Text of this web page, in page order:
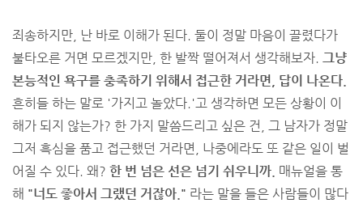
죄송하지만, 난 바로 이해가 된다. 둘이 정말 마음이 끌렸다가
불타오른 거면 모르겠지만, 한 발짝 떨어져서 생각해보자. 그냥
본능적인 욕구를 충족하기 위해서 접근한 거라면, 답이 나온다.
흔히들 하는 말로 '가지고 놀았다.'고 생각하면 모든 상황이 이
해가 되지 않는가? 한 가지 말씀드리고 싶은 건, 그 남자가 정말
그저 흑심을 품고 접근했던 거라면, 나중에라도 또 같은 일이 벌
어질 수 있다. 왜? 한 번 넘은 선은 넘기 쉬우니까. 매뉴얼을 통
해 "너도 좋아서 그랬던 거잖아." 라는 말을 들은 사람들이 많다